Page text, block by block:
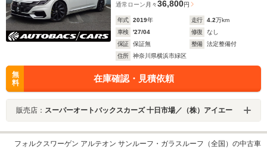
通常ローン 月々36,800円
年式 2019年 走行 4.2万km
車検
'27/04 修復
なし
保証
保証無 整備
法定整備付
住所
神奈川県横浜市緑区
無
料
在庫確認・見積依頼
販売店： スーパーオートバックスカーズ 十日市場／（株）アイエー
フォルクスワーゲン アルテオン サンルーフ・ガラスルーフ（全国）の中古車